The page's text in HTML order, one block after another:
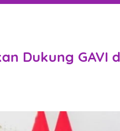
Dukung GAVI